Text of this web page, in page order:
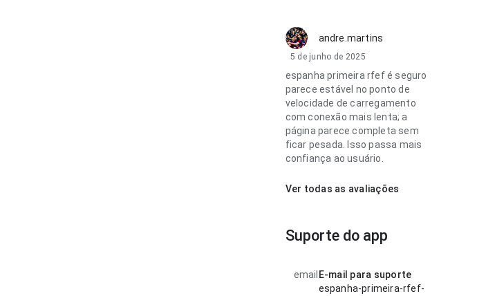
andre.martins
5 de junho de 2025
espanha primeira rfef é seguro
parece estável no ponto de
velocidade de carregamento
com conexão mais lenta; a
página parece completa sem
ficar pesada. Isso passa mais
confiança ao usuário.
Ver todas as avaliações
Suporte do app
email E-mail para suporte
espanha-primeira-rfef-